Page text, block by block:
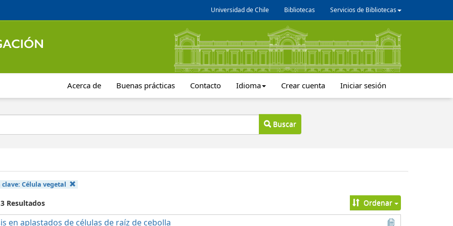
Universidad de Chile Bibliotecas Servicios de Bibliotecas
Acerca de Buenas prácticas Contacto Idioma Crear cuenta Iniciar sesión
Buscar
Célula vegetal
Resultados Ordenar
en aplastados de células de raíz de cebolla